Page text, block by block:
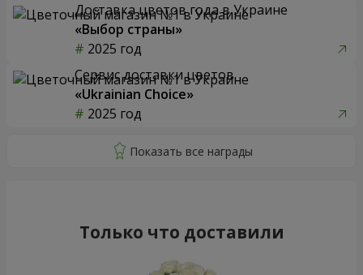
Доставка цветов года в Украине
«Выбор страны»
2025 год
Сервис доставки цветов
«Ukrainian Choice»
2025 год
Только что доставили